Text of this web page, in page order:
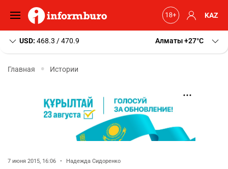
KAZ
USD: 468.3 / 470.9 Алматы+27 C
Главная Истории
7 июня 2015, 16:06 • Надежда Сидоренко